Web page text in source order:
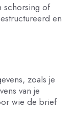
schorsing of
en
zoals je
van je
wie de brief